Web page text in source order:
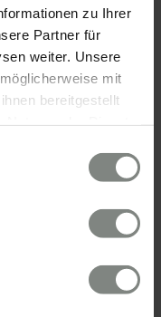
zu Ihrer
Partner für
weiter. Unsere
mit
bereitgestellt
weiterhin nutzen.